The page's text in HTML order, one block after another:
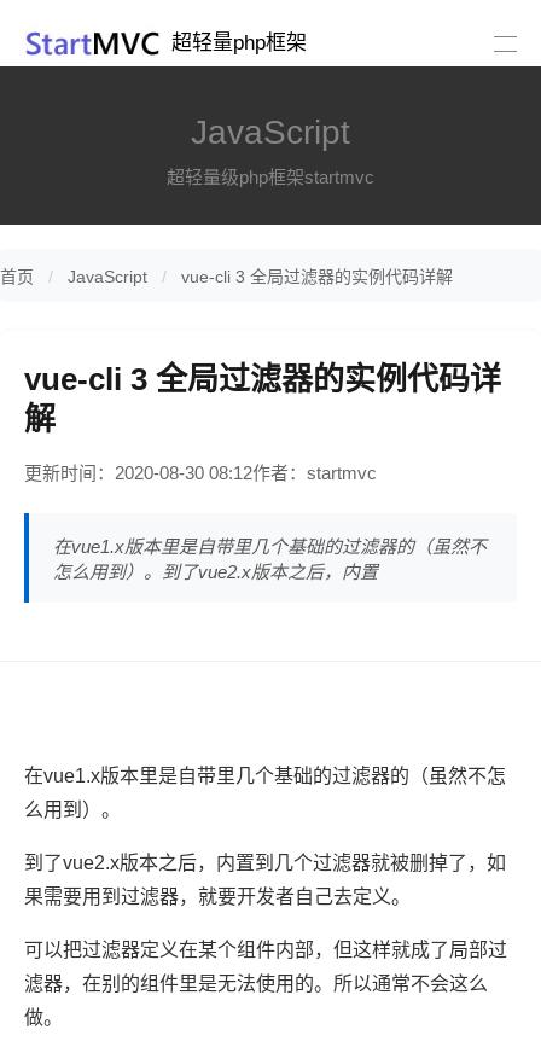
超轻量php框架
JavaScript
超轻量级php框架startmvc
首页 JavaScript vue-cli 3 全局过滤器的实例代码详解
vue-cli 3 全局过滤器的实例代码详
解
更新时间：2020-08-30 08:12作者：startmvc
在vue1.x版本里是自带里几个基础的过滤器的（虽然不
怎么用到）。到了vue2.x版本之后，内置
在vue1.x版本里是自带里几个基础的过滤器的（虽然不怎
么用到）。
到了vue2.x版本之后，内置到几个过滤器就被删掉了，如
果需要用到过滤器，就要开发者自己去定义。
可以把过滤器定义在某个组件内部，但这样就成了局部过
滤器，在别的组件里是无法使用的。所以通常不会这么
做。